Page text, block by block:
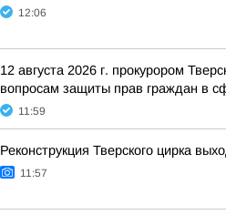
12:06
12 августа 2026 г. прокурором
вопросам защиты прав граждан в
11:59
Реконструкция Тверского цирка
11:57